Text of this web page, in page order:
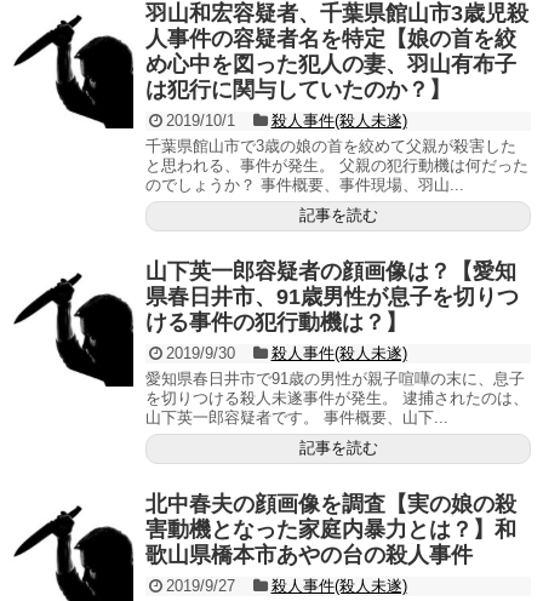
羽山和宏容疑者、千葉県館山市3歳児殺
人事件の容疑者名を特定【娘の首を絞
め心中を図った犯人の妻、羽山有布子
は犯行に関与していたのか？】
2019/10/1
殺人事件(殺人未遂)
千葉県館山市で3歳の娘の首を絞めて父親が殺害した
と思われる、事件が発生。 父親の犯行動機は何だった
のでしょうか？ 事件概要、事件現場、羽山...
記事を読む
山下英一郎容疑者の顔画像は？【愛知
県春日井市、91歳男性が息子を切りつ
ける事件の犯行動機は？】
2019/9/30
殺人事件(殺人未遂)
愛知県春日井市で91歳の男性が親子喧嘩の末に、息子
を切りつける殺人未遂事件が発生。 逮捕されたのは、
山下英一郎容疑者です。 事件概要、山下...
記事を読む
北中春夫の顔画像を調査【実の娘の殺
害動機となった家庭内暴力とは？】和
歌山県橋本市あやの台の殺人事件
2019/9/27
殺人事件(殺人未遂)